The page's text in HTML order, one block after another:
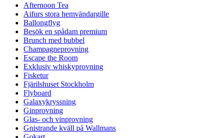
Afternoon Tea
Aifurs stora hemvändargille
Ballongflyg
Besök en spådam premium
Brunch med bubbel
Champagneprovning
Escape the Room
Exklusiv whiskyprovning
Fisketur
Fjärilshuset Stockholm
Flyboard
Galaxykryssning
Ginprovning
Glas- och vinprovning
Gnistrande kväll på Wallmans